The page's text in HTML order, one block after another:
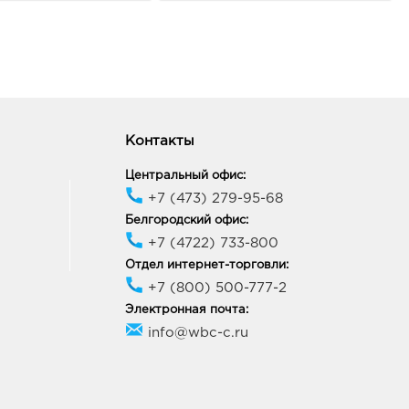
Линия-1: 270.0
Белгородская обл, г
ул Королева, д. 9а
10:00 - 21:00
Контакты
Центральный офис:
+7 (473) 279-95-68
Белгородский офис:
+7 (4722) 733-800
Отдел интернет-торговли:
+7 (800) 500-777-2
Электронная почта:
info@wbc-c.ru